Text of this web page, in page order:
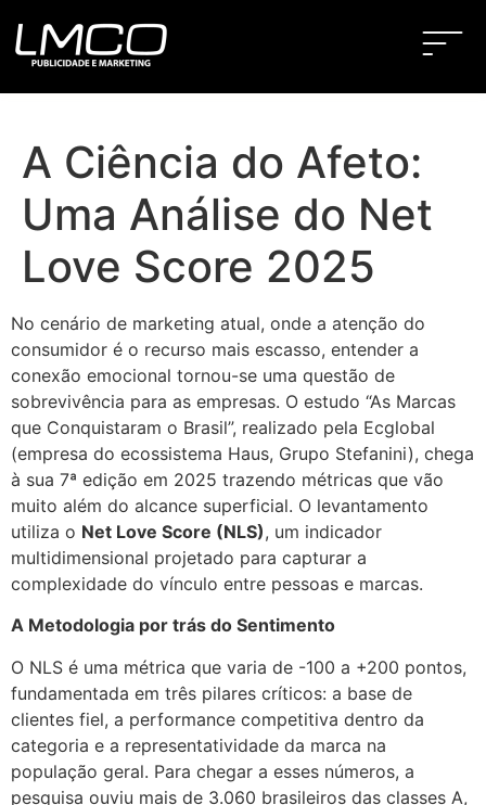
A Ciência do Afeto:
Uma Análise do Net
Love Score 2025
No cenário de marketing atual, onde a atenção do
consumidor é o recurso mais escasso, entender a
conexão emocional tornou-se uma questão de
sobrevivência para as empresas. O estudo “As Marcas
que Conquistaram o Brasil”, realizado pela Ecglobal
(empresa do ecossistema Haus, Grupo Stefanini), chega
à sua 7ª edição em 2025 trazendo métricas que vão
muito além do alcance superficial. O levantamento
utiliza o Net Love Score (NLS), um indicador
multidimensional projetado para capturar a
complexidade do vínculo entre pessoas e marcas.
A Metodologia por trás do Sentimento
O NLS é uma métrica que varia de -100 a +200 pontos,
fundamentada em três pilares críticos: a base de
clientes fiel, a performance competitiva dentro da
categoria e a representatividade da marca na
população geral. Para chegar a esses números, a
pesquisa ouviu mais de 3.060 brasileiros das classes A,